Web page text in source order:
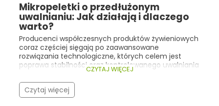
Mikropeletki o przedłużonym
uwalnianiu: Jak działają i dlaczego
warto?
Producenci współczesnych produktów żywieniowych
coraz częściej sięgają po zaawansowane
rozwiązania technologiczne, których celem jest
poprawa stabilności oraz kontrolowanego uwalniania
składników aktywnych. Dobrym przykładem są tu
mikropeletki o przedłużonym uwalnianiu .
Technologia ta znajduje zastosowanie m.in. w
żywności specjalnego przeznaczenia medycznego
CZYTAJ WIĘCEJ
Czytaj więcej